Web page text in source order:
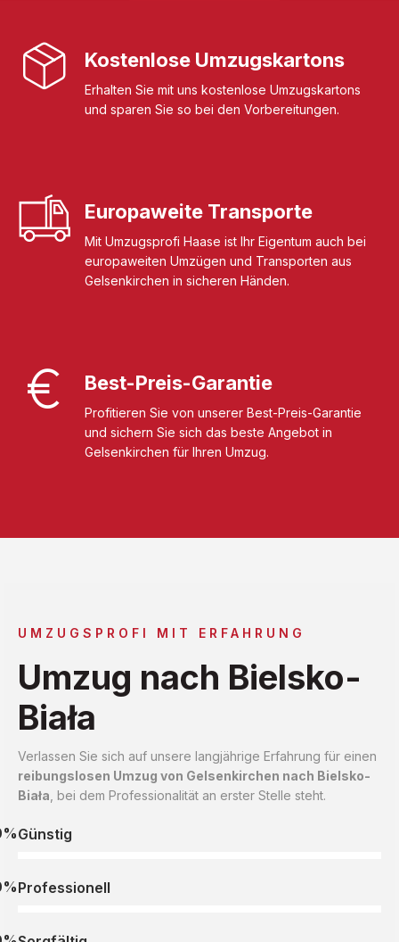
Kostenlose Umzugskartons
Erhalten Sie mit uns kostenlose Umzugskartons
und sparen Sie so bei den Vorbereitungen.
Europaweite Transporte
Mit Umzugsprofi Haase ist Ihr Eigentum auch bei
europaweiten Umzügen und Transporten aus
Gelsenkirchen in sicheren Händen.
Best-Preis-Garantie
Profitieren Sie von unserer Best-Preis-Garantie
und sichern Sie sich das beste Angebot in
Gelsenkirchen für Ihren Umzug.
UMZUGSPROFI MIT ERFAHRUNG
Umzug nach Bielsko-
Biała
Verlassen Sie sich auf unsere langjährige Erfahrung für einen
reibungslosen Umzug von Gelsenkirchen nach Bielsko-
Biała , bei dem Professionalität an erster Stelle steht.
Günstig
Professionell